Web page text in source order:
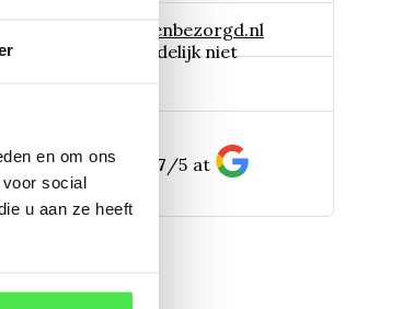
en om ons
social
u aan ze heeft
info@tuinplantenbezorgd.nl
06 45 601 508 (tijdelijk niet
give us a 4.7 /5 at